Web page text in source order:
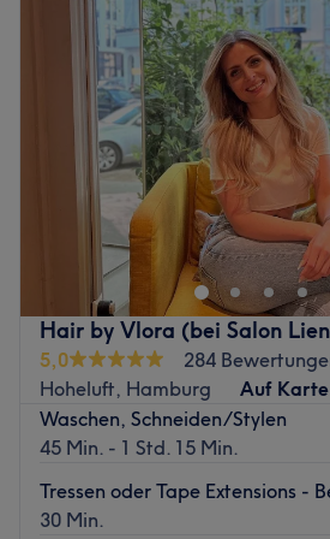
Mittwoch
Donnerstag
Freitag
Samstag
Sonntag
LuxCut – Professional Hair & Beauty
elegante Oase für dein Haar und
Herzen von Moers. Hier treffen
auf professionelle Handwerkskunst:
Haarschnitt, raffinierte
Beauty-Extras – bei LuxCut stehen
Fokus. Genieße eine entspannte
der du dich rundum verwöhnen
Pflege und eine hochwertige
In nur zwei Gehminuten erreichst
Hair by Vlora (bei Salon
5,0
284
Hoheluft, Hamburg
Auf
Waschen, Schneiden/Stylen
45 Min. - 1 Std. 15 Min.
Tressen oder Tape Extensions -
30 Min.